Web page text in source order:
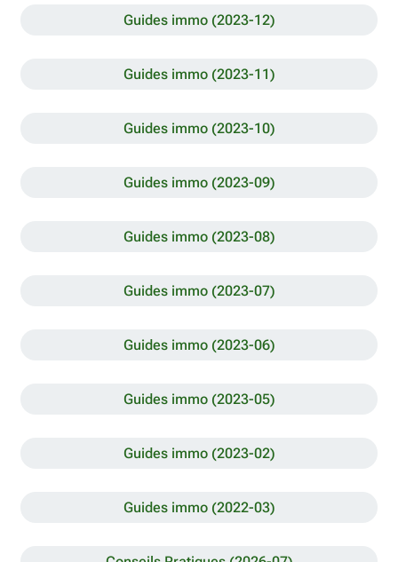
Guides immo (2023-12)
Guides immo (2023-11)
Guides immo (2023-10)
Guides immo (2023-09)
Guides immo (2023-08)
Guides immo (2023-07)
Guides immo (2023-06)
Guides immo (2023-05)
Guides immo (2023-02)
Guides immo (2022-03)